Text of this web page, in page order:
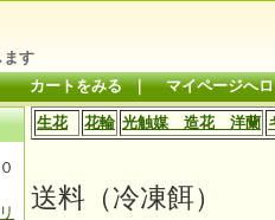
ます
カートをみる｜ マイページへ
生花 花輪 光触媒 造花 洋蘭
送料（冷凍餌）